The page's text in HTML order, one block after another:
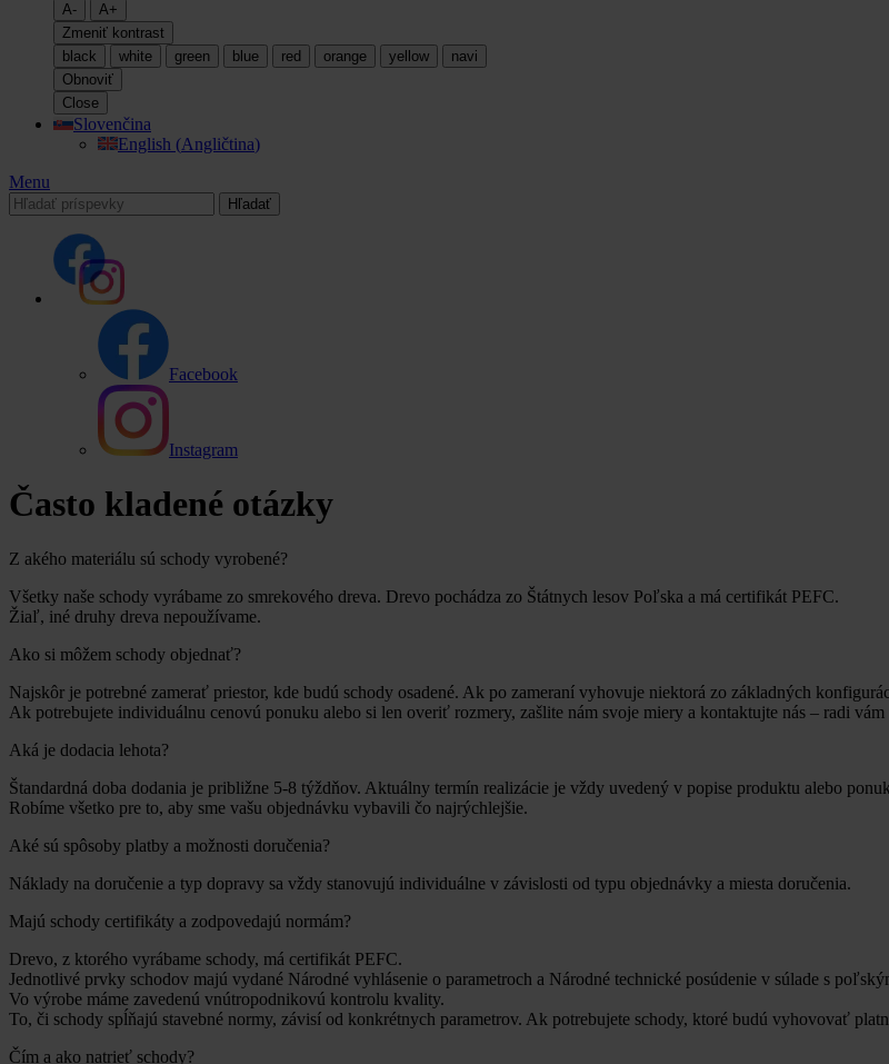
A-
A+
Zmeniť kontrast
black
white green blue red orange yellow
navi
Obnoviť
Close
Slovenčina
English (Angličtina)
Menu
Hľadať
Facebook
Instagram
Často kladené otázky
Z akého materiálu sú schody vyrobené?
Všetky naše schody vyrábame zo smrekového dreva. Drevo pochádza zo Štátnych lesov Poľska a má certifikát PEFC.
Žiaľ, iné druhy dreva nepoužívame.
Ako si môžem schody objednať?
Najskôr je potrebné zamerať priestor, kde budú schody osadené. Ak po zameraní vyhovuje niektorá zo základných
Ak potrebujete individuálnu cenovú ponuku alebo si len overiť rozmery, zašlite nám svoje miery a kontaktujte nás – radi vám
Aká je dodacia lehota?
Štandardná doba dodania je približne 5-8 týždňov. Aktuálny termín realizácie je vždy uvedený v popise produktu alebo
Robíme všetko pre to, aby sme vašu objednávku vybavili čo najrýchlejšie.
Aké sú spôsoby platby a možnosti doručenia?
Náklady na doručenie a typ dopravy sa vždy stanovujú individuálne v závislosti od typu objednávky a miesta doručenia.
Majú schody certifikáty a zodpovedajú normám?
Drevo, z ktorého vyrábame schody, má certifikát PEFC.
Jednotlivé prvky schodov majú vydané Národné vyhlásenie o parametroch a Národné technické posúdenie v súlade s
Vo výrobe máme zavedenú vnútropodnikovú kontrolu kvality.
To, či schody spĺňajú stavebné normy, závisí od konkrétnych parametrov. Ak potrebujete schody, ktoré budú vyhovovať
Čím a ako natrieť schody?